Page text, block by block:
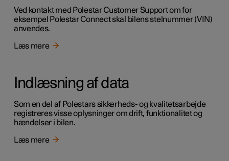
Ved kontakt med Polestar Customer Support om for
eksempel Polestar Connect skal bilens stelnummer (VIN)
anvendes.
Læs mere
Indlæsning af data
Som en del af Polestars sikkerheds- og kvalitetsarbejde
registreres visse oplysninger om drift, funktionalitet og
hændelser i bilen.
Læs mere